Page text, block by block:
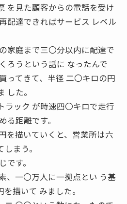
を見た顧客からの電話を受け
配達できればサービス レベル
家庭まで三〇分以内に配達で
ろうという話に なったんで
ってきて、半径 二〇キロの円
した。
ラック が時速四〇キロで走行
る距離です。
を描いていくと、営業所は六
まう。
です。
、一〇万人に一拠点とい う基
描いて みました。